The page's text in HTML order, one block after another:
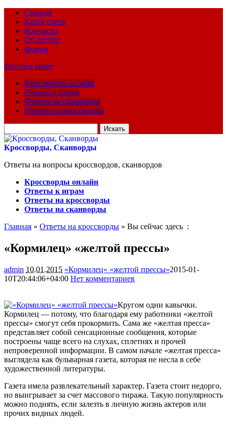
Главная
Карта сайта
Контакты
Об авторе
Форум
Верхнее меню
Кроссворды онлайн
Ответы к играм
Ответы на сканворды
Ответы на кроссворды
для:
Кроссворды, Сканворды
Ответы на вопросы кроссвордов, сканвордов
Кроссворды онлайн
Ответы к играм
Ответы на кроссворды
Ответы на сканворды
Главная » Ответы на кроссворды » Вы сейчас здесь :
«Кормилец» «желтой прессы»
admin 10.01.2015 «Кормилец» «желтой прессы»2015-01-
10T20:44:06+04:00 Нет комментариев
Кругом одни кавычки.
Кормилец — потому, что благодаря ему работники «желтой
прессы» смогут себя прокормить. Сама же «желтая пресса»
представляет собой сенсационные сообщения, которые
построены чаще всего на слухах, сплетнях и прочей
непроверенной информации. В самом начале «желтая пресса»
выглядела как бульварная газета, которая не несла в себе
художественной литературы.
Газета имела развлекательный характер. Газета стоит недорго,
но выигрывает за счет массового тиража. Такую популярность
можно поднять, если залезть в личную жизнь актеров или
прочих видных людей.